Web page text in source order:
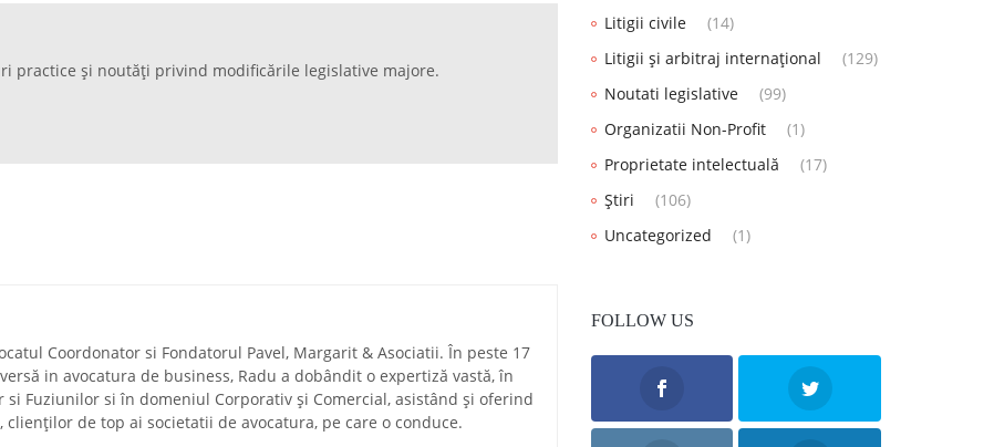
practice și noutăți privind modificările legislative majore.
Coordonator si Fondatorul Pavel, Margarit & Asociatii. În peste 17
in avocatura de business, Radu a dobândit o expertiză vastă, în
Fuziunilor si în domeniul Corporativ și Comercial, asistând și oferind
de top ai societatii de avocatura, pe care o conduce.
Litigii civile
(14)
Litigii și arbitraj internațional
(129)
Noutati legislative
(99)
Organizatii Non-Profit
(1)
Proprietate intelectuală
(17)
Știri
(106)
Uncategorized
(1)
FOLLOW US